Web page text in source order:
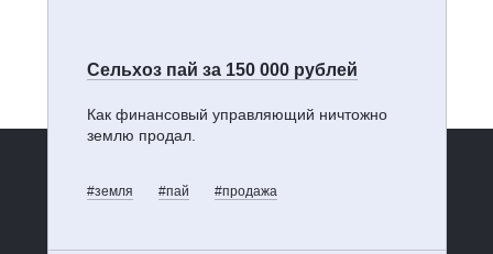
Сельхоз пай за 150 000 рублей
Как финансовый управляющий ничтожно
землю продал.
#земля #пай #продажа